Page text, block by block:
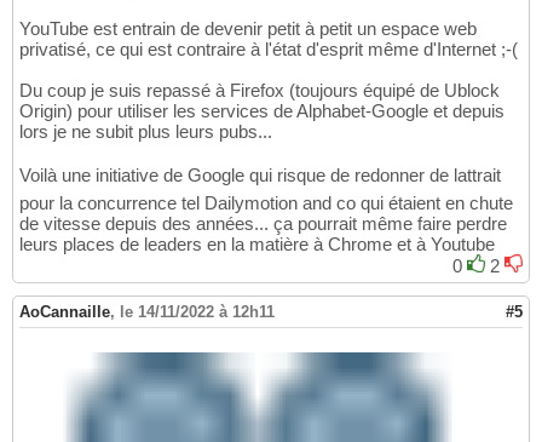
YouTube est entrain de devenir petit à petit un espace web
privatisé, ce qui est contraire à l'état d'esprit même d'Internet ;-(
Du coup je suis repassé à Firefox (toujours équipé de Ublock
Origin) pour utiliser les services de Alphabet-Google et depuis
lors je ne subit plus leurs pubs...
Voilà une initiative de Google qui risque de redonner de lattrait
pour la concurrence tel Dailymotion and co qui étaient en chute
de vitesse depuis des années... ça pourrait même faire perdre
leurs places de leaders en la matière à Chrome et à Youtube
0
2
AoCannaille, le 14/11/2022 à 12h11 #5